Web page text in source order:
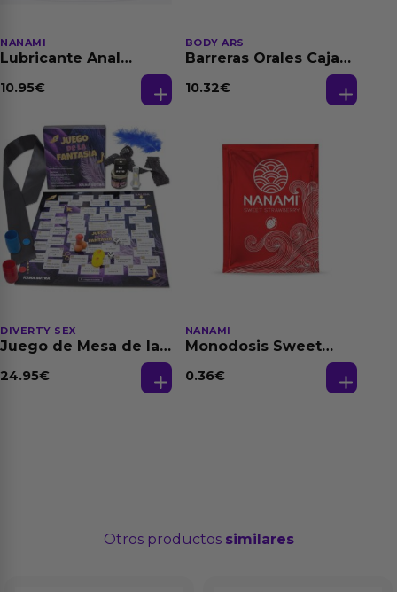
NANAMI
Lubricante Anal
Dilatación Base Agua
10.95€
BODY ARS
Barreras Orales Caja
10.32€
DIVERTY SEX
Juego de Mesa de las
24.95€
NANAMI
Monodosis Sweet
Base Agua 4 ml
0.36€
Otros productos similares